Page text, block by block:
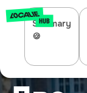
Summary
🍪